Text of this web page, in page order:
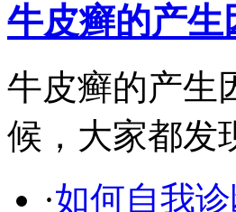
牛皮癣的产生
牛皮癣的产生
候，大家都发
·如何自我